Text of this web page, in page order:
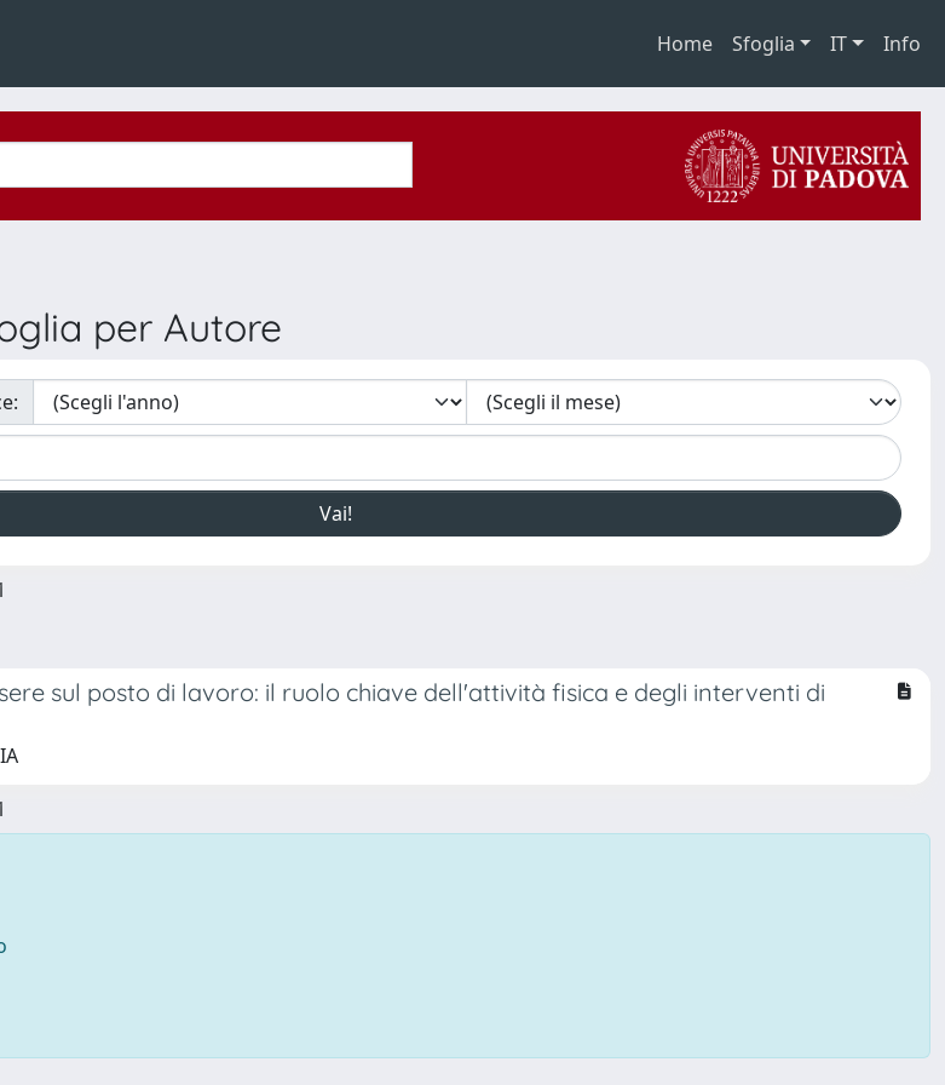
Home Sfoglia IT Info
per Autore
sul posto di lavoro: il ruolo chiave dell'attività fisica e degli interventi di